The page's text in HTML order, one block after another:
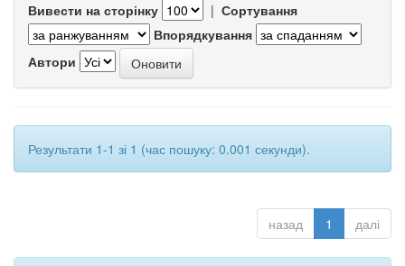
Вивести на сторінку | Сортування
Впорядкування
Автори
Результати 1-1 зі 1 (час пошуку: 0.001 секунди).
назад 1 далі